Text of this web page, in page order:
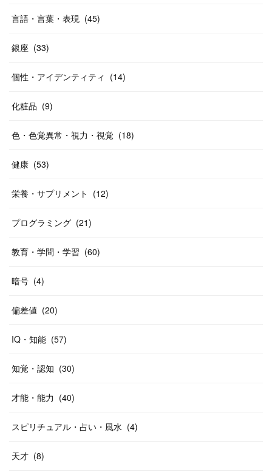
言語・言葉・表現 (45)
銀座 (33)
個性・アイデンティティ (14)
化粧品 (9)
色・色覚異常・視力・視覚 (18)
健康 (53)
栄養・サプリメント (12)
プログラミング (21)
教育・学問・学習 (60)
暗号 (4)
偏差値 (20)
IQ・知能 (57)
知覚・認知 (30)
才能・能力 (40)
スピリチュアル・占い・風水 (4)
天才 (8)